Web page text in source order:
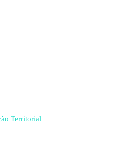
Territorial